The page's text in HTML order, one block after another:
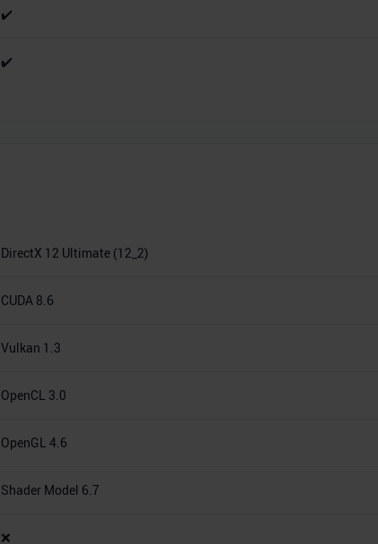
✔️
✔️
DirectX 12 Ultimate (12_2)
CUDA 8.6
Vulkan 1.3
OpenCL 3.0
OpenGL 4.6
Shader Model 6.7
❌